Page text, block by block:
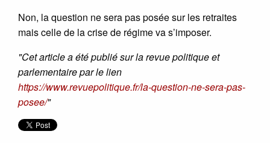
Non, la question ne sera pas posée sur les retraites
mais celle de la crise de régime va s’imposer.
"Cet article a été publié sur la revue politique et
parlementaire par le lien
https://www.revuepolitique.fr/la-question-ne-sera-pas-
posee/"